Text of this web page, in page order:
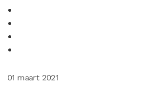
01 maart 2021